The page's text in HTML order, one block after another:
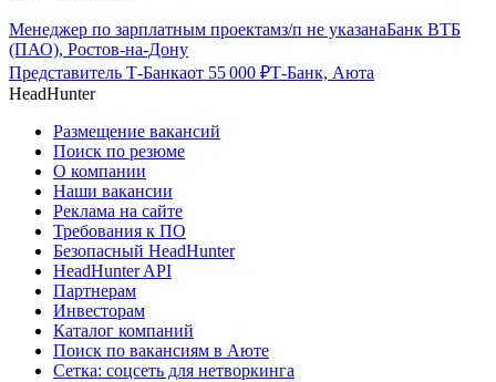
Менеджер по зарплатным проектамз/п не указанаБанк ВТБ
(ПАО), Ростов-на-Дону
Представитель Т-Банкаот 55 000 ₽Т-Банк, Аюта
HeadHunter
Размещение вакансий
Поиск по резюме
О компании
Наши вакансии
Реклама на сайте
Требования к ПО
Безопасный HeadHunter
HeadHunter API
Партнерам
Инвесторам
Каталог компаний
Поиск по вакансиям в Аюте
Сетка: соцсеть для нетворкинга